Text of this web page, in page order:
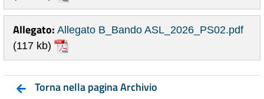
Allegato: Allegato B_Bando ASL_2026_PS02.pdf
(117 kb)
Torna nella pagina Archivio